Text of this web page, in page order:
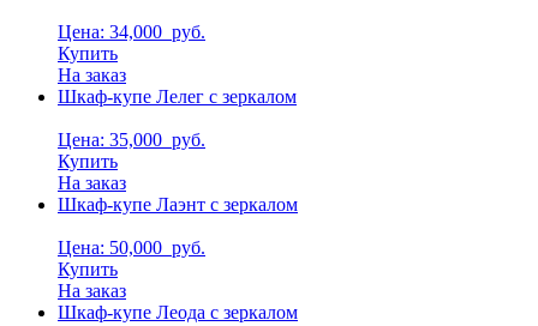
Цена: 34,000 руб.
Купить
На заказ
Шкаф-купе Лелег с зеркалом
Цена: 35,000 руб.
Купить
На заказ
Шкаф-купе Лаэнт с зеркалом
Цена: 50,000 руб.
Купить
На заказ
Шкаф-купе Леода с зеркалом